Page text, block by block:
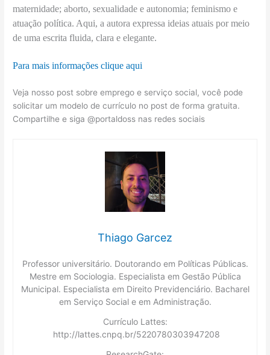
maternidade; aborto, sexualidade e autonomia; feminismo e
atuação política. Aqui, a autora expressa ideias atuais por meio
de uma escrita fluida, clara e elegante.
Para mais informações clique aqui
Veja nosso post sobre emprego e serviço social, você pode
solicitar um modelo de currículo no post de forma gratuita.
Compartilhe e siga @portaldoss nas redes sociais
Thiago Garcez
Professor universitário. Doutorando em Políticas Públicas.
Mestre em Sociologia. Especialista em Gestão Pública
Municipal. Especialista em Direito Previdenciário. Bacharel
em Serviço Social e em Administração.
Currículo Lattes:
http://lattes.cnpq.br/5220780303947208